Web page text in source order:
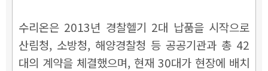
수리온은 2013년 경찰헬기 2대 납품을 시작으로
산림청, 소방청, 해양경찰청 등 공공기관과 총 42
대의 계약을 체결했으며, 현재 30대가 현장에 배치